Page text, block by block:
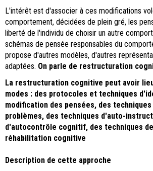
L'intérêt est d'associer à ces modifications
comportement, décidées de plein gré, les
liberté de l'individu de choisir un autre
schémas de pensée responsables du
propose d'autres modèles, d'autres
adaptées. On parle de restructuration
La restructuration cognitive peut avoir
modes : des protocoles et techniques
modification des pensées, des
problèmes, des techniques d'auto-
d'autocontrôle cognitif, des techniques
réhabilitation cognitive
Description de cette approche